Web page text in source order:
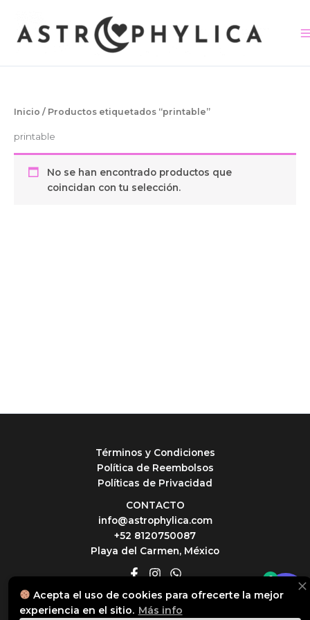
contenido
Inicio / Productos etiquetados “printable”
printable
No se han encontrado productos que
coincidan con tu selección.
Términos y Condiciones
Política de Reembolsos
Políticas de Privacidad
CONTACTO
info@astrophylica.com
+52 8120750087
Playa del Carmen, México
© 2026 Astrophylica
0
Acepta el uso de cookies para ofrecerte la mejor
experiencia en el sitio. Más info